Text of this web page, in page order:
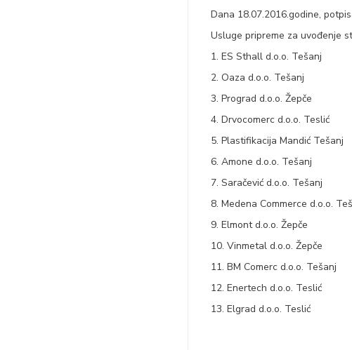
Dana 18.07.2016.godine,
Usluge pripreme za uvođenje
1. ES Sthall d.o.o. Tešanj
2. Oaza d.o.o. Tešanj
3. Prograd d.o.o. Žepče
4. Drvocomerc d.o.o. Teslić
5. Plastifikacija Mandić Tešanj
6. Amone d.o.o. Tešanj
7. Saračević d.o.o. Tešanj
8. Medena Commerce d.o.o.
9. Elmont d.o.o. Žepče
10. Vinmetal d.o.o. Žepče
11. BM Comerc d.o.o. Tešanj
12. Enertech d.o.o. Teslić
13. Elgrad d.o.o. Teslić